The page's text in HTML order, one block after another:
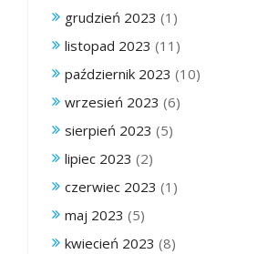
grudzień 2023 (1)
listopad 2023 (11)
październik 2023 (10)
wrzesień 2023 (6)
sierpień 2023 (5)
lipiec 2023 (2)
czerwiec 2023 (1)
maj 2023 (5)
kwiecień 2023 (8)